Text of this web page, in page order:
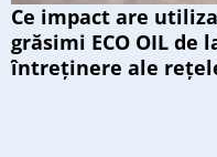
Ce impact are
grăsimi ECO OIL de
întreținere ale